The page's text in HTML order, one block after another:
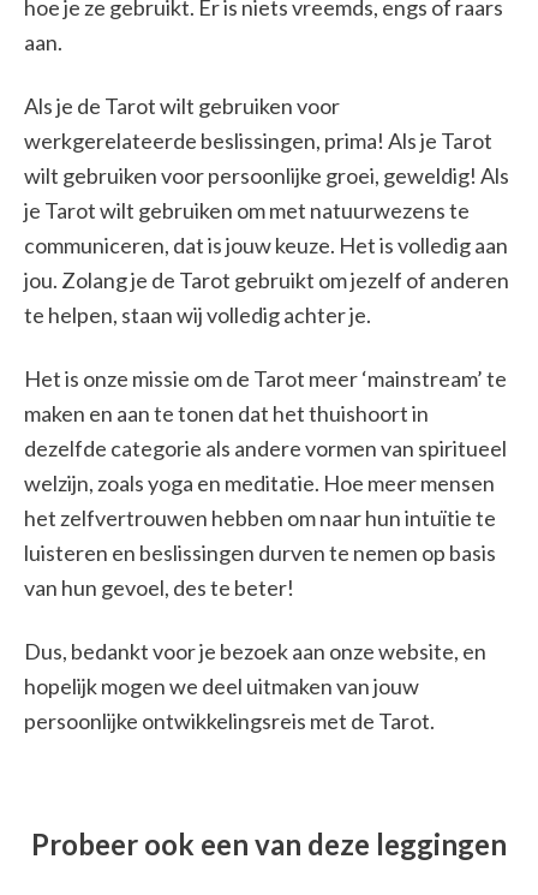
hoe je ze gebruikt. Er is niets vreemds, engs of raars
aan.
Als je de Tarot wilt gebruiken voor
werkgerelateerde beslissingen, prima! Als je Tarot
wilt gebruiken voor persoonlijke groei, geweldig! Als
je Tarot wilt gebruiken om met natuurwezens te
communiceren, dat is jouw keuze. Het is volledig aan
jou. Zolang je de Tarot gebruikt om jezelf of anderen
te helpen, staan wij volledig achter je.
Het is onze missie om de Tarot meer ‘mainstream’ te
maken en aan te tonen dat het thuishoort in
dezelfde categorie als andere vormen van spiritueel
welzijn, zoals yoga en meditatie. Hoe meer mensen
het zelfvertrouwen hebben om naar hun intuïtie te
luisteren en beslissingen durven te nemen op basis
van hun gevoel, des te beter!
Dus, bedankt voor je bezoek aan onze website, en
hopelijk mogen we deel uitmaken van jouw
persoonlijke ontwikkelingsreis met de Tarot.
Probeer ook een van deze leggingen